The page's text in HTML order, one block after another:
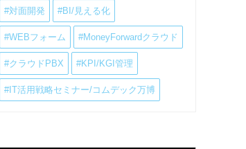
#対面開発 #BI/見える化
#WEBフォーム #MoneyForwardクラウド
#クラウドPBX #KPI/KGI管理
#IT活用戦略セミナー/コムデック万博